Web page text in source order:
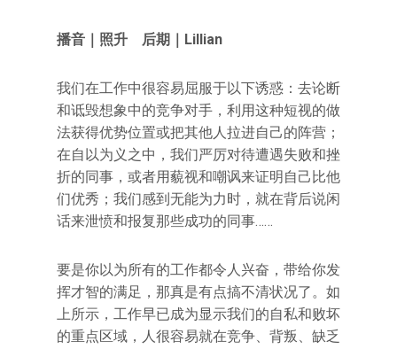
播音｜照升 后期｜Lillian
我们在工作中很容易屈服于以下诱惑：去论断
和诋毁想象中的竞争对手，利用这种短视的做
法获得优势位置或把其他人拉进自己的阵营；
在自以为义之中，我们严厉对待遭遇失败和挫
折的同事，或者用藐视和嘲讽来证明自己比他
们优秀；我们感到无能为力时，就在背后说闲
话来泄愤和报复那些成功的同事……
要是你以为所有的工作都令人兴奋，带给你发
挥才智的满足，那真是有点搞不清状况了。如
上所示，工作早已成为显示我们的自私和败坏
的重点区域，人很容易就在竞争、背叛、缺乏